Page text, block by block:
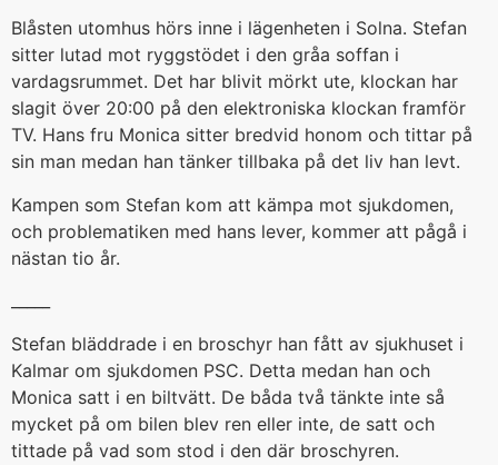
Blåsten utomhus hörs inne i lägenheten i Solna. Stefan
sitter lutad mot ryggstödet i den gråa soffan i
vardagsrummet. Det har blivit mörkt ute, klockan har
slagit över 20:00 på den elektroniska klockan framför
TV. Hans fru Monica sitter bredvid honom och tittar på
sin man medan han tänker tillbaka på det liv han levt.
Kampen som Stefan kom att kämpa mot sjukdomen,
och problematiken med hans lever, kommer att pågå i
nästan tio år.
Stefan bläddrade i en broschyr han fått av sjukhuset i
Kalmar om sjukdomen PSC. Detta medan han och
Monica satt i en biltvätt. De båda två tänkte inte så
mycket på om bilen blev ren eller inte, de satt och
tittade på vad som stod i den där broschyren.